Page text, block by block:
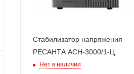
Стабилизатор напряжения
РЕСАНТА АСН-3000/1-Ц
Нет в наличии